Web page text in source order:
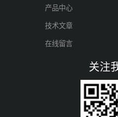
产品中心
技术文章
在线留言
关注